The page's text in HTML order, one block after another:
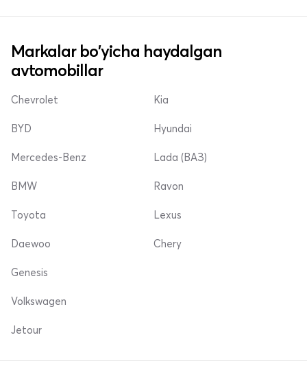
Markalar bo'yicha haydalgan
avtomobillar
Chevrolet
BYD
Mercedes-Benz
Kia
Hyundai
Lada (ВАЗ)
BMW
Toyota
Daewoo
Ravon
Lexus
Chery
Genesis
Volkswagen
Jetour